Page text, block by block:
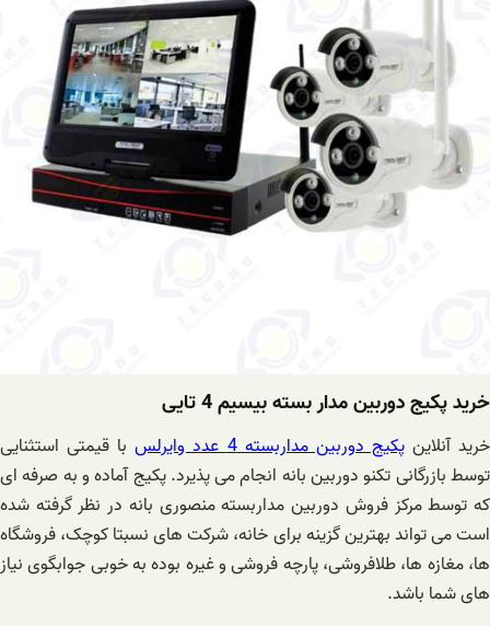
خرید پکیج دوربین مدار بسته بیسیم 4 تایی
خرید آنلاینپکیج دوربین مداربسته 4 عدد وایرلس
با قیمتی استثنایی
توسط بازرگانی تکنو دوربین بانه انجام می پذیرد. پکیج آماده و به صرفه ای
که توسط مرکز فروش دوربین مداربسته منصوری بانه در نظر گرفته شده
است می تواند بهترین گزینه برای خانه، شرکت های نسبتا کوچک، فروشگاه
ها، مغازه ها، طلافروشی، پارچه فروشی و غیره بوده به خوبی جوابگوی نیاز
های شما باشد.